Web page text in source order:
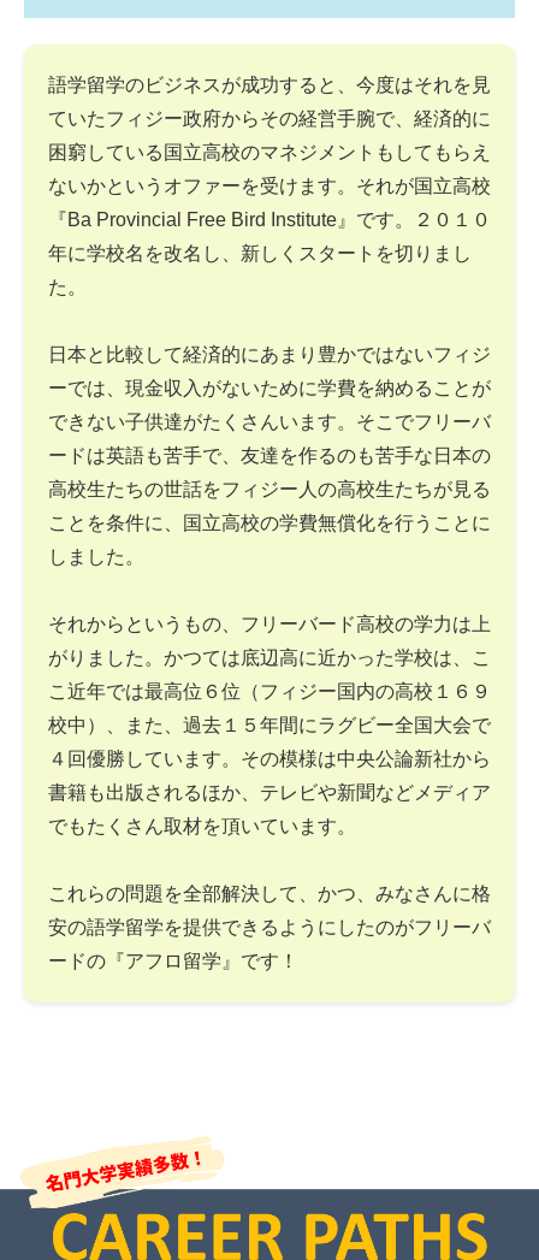
語学留学のビジネスが成功すると、今度はそれを見
ていたフィジー政府からその経営手腕で、経済的に
困窮している国立高校のマネジメントもしてもらえ
ないかというオファーを受けます。それが国立高校
『Ba Provincial Free Bird Institute』です。２０１０
年に学校名を改名し、新しくスタートを切りまし
た。
日本と比較して経済的にあまり豊かではないフィジ
ーでは、現金収入がないために学費を納めることが
できない子供達がたくさんいます。そこでフリーバ
ードは英語も苦手で、友達を作るのも苦手な日本の
高校生たちの世話をフィジー人の高校生たちが見る
ことを条件に、国立高校の学費無償化を行うことに
しました。
それからというもの、フリーバード高校の学力は上
がりました。かつては底辺高に近かった学校は、こ
こ近年では最高位６位（フィジー国内の高校１６９
校中）、また、過去１５年間にラグビー全国大会で
４回優勝しています。その模様は中央公論新社から
書籍も出版されるほか、テレビや新聞などメディア
でもたくさん取材を頂いています。
これらの問題を全部解決して、かつ、みなさんに格
安の語学留学を提供できるようにしたのがフリーバ
ードの『アフロ留学』です！